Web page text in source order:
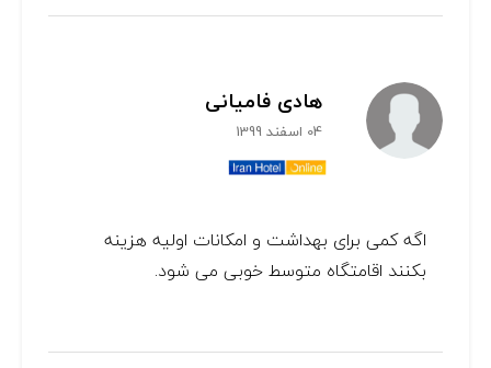
هادی فامیانی
04 اسفند 1399
اگه کمی برای بهداشت و امکانات اولیه هزینه
بکنند اقامتگاه متوسط خوبی می شود.